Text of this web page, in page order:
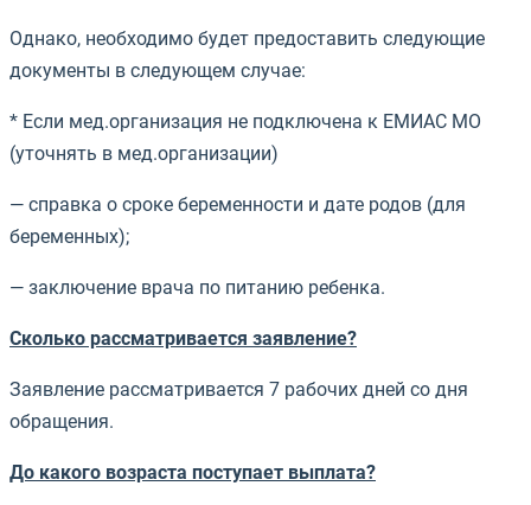
Однако, необходимо будет предоставить следующие
документы в следующем случае:
* Если мед.организация не подключена к ЕМИАС МО
(уточнять в мед.организации)
— справка о сроке беременности и дате родов (для
беременных);
— заключение врача по питанию ребенка.
Сколько рассматривается заявление?
Заявление рассматривается 7 рабочих дней со дня
обращения.
До какого возраста поступает выплата?